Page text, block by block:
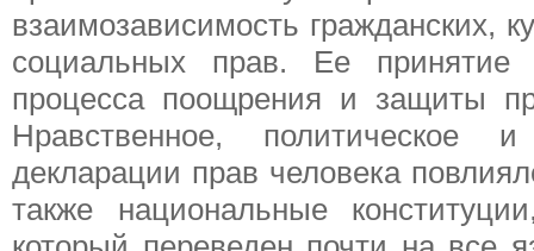
взаимозависимость гражданских,
социальных прав. Ее принятие
процесса поощрения и защиты
Нравственное, политическое
декларации прав человека
также национальные